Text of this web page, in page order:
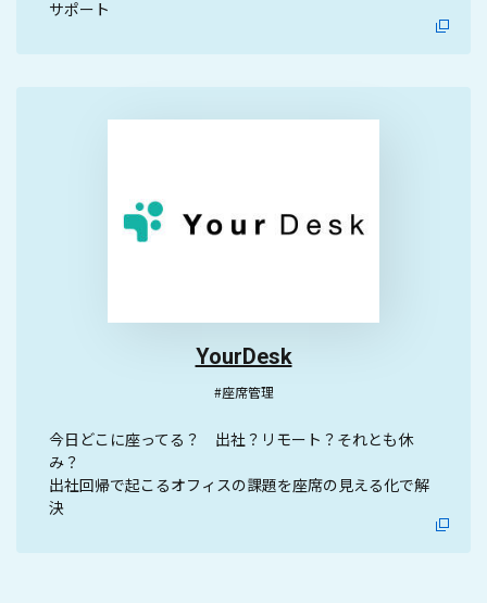
サポート
YourDesk
#座席管理
今日どこに座ってる？ 出社？リモート？それとも休
み？
出社回帰で起こるオフィスの課題を座席の見える化で解
決